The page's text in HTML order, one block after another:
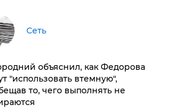
Сеть
объяснил, как Федорова
"использовать втемную",
то, чего выполнять не